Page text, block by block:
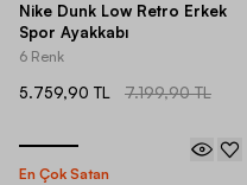
Nike Dunk Low Retro Erkek
Spor Ayakkabı
6 Renk
5.759,90 TL 7.199,90 TL
En Çok Satan